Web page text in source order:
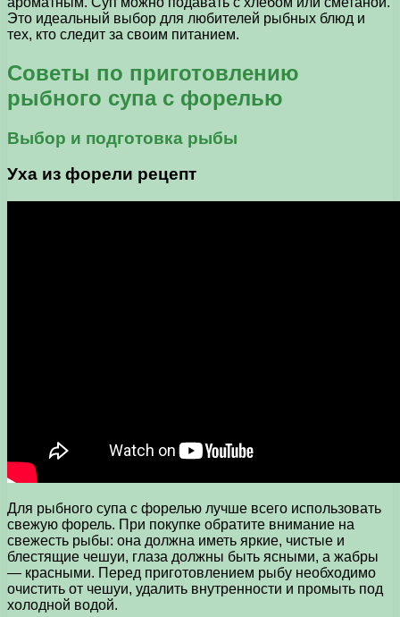
Это идеальный выбор для любителей рыбных блюд и
тех, кто следит за своим питанием.
Советы по приготовлению
рыбного супа с форелью
Выбор и подготовка рыбы
Уха из форели рецепт
Для рыбного супа с форелью лучше всего использовать
свежую форель. При покупке обратите внимание на
свежесть рыбы: она должна иметь яркие, чистые и
блестящие чешуи, глаза должны быть ясными, а жабры
— красными. Перед приготовлением рыбу необходимо
очистить от чешуи, удалить внутренности и промыть под
холодной водой.